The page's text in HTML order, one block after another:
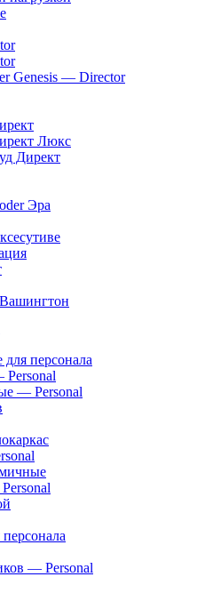
Genesis — Director
Люкс
Директ
Эра
персонала
— Personal
— Personal